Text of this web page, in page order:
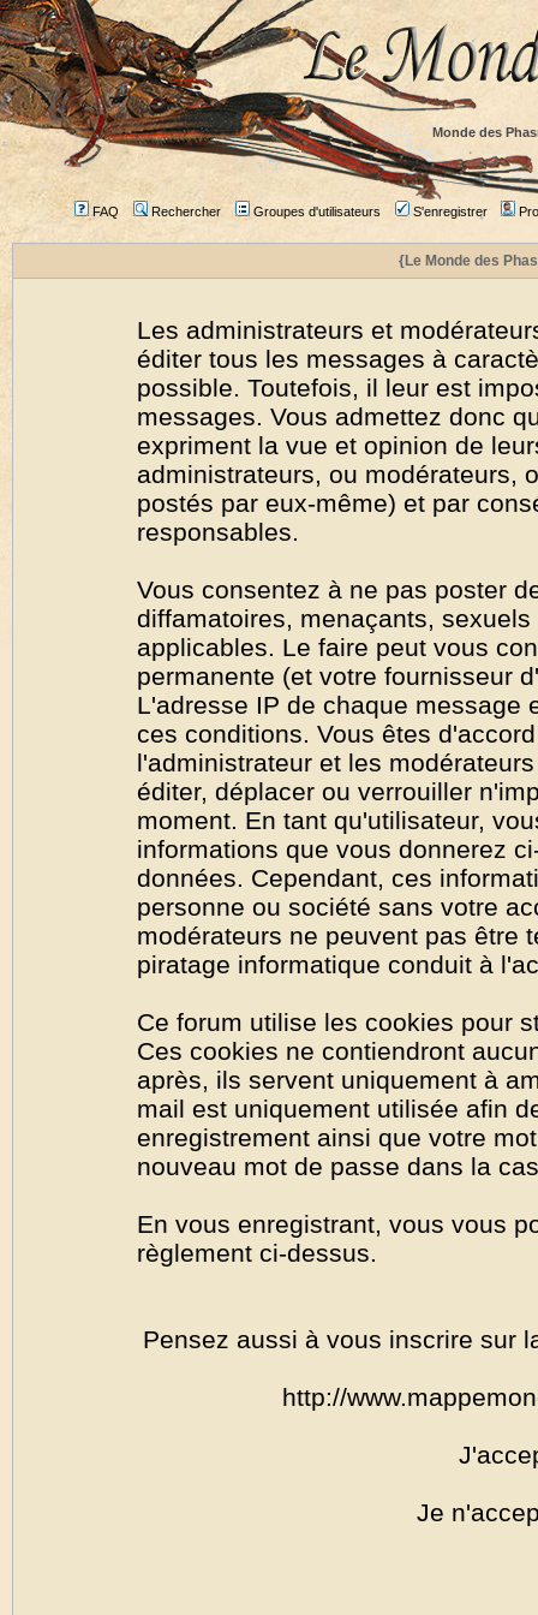
Monde des
FAQ Rechercher Groupes d'utilisateurs S'enregistrer
{Le Monde des
Les administrateurs et
éditer tous les messages à
possible. Toutefois, il leur est
messages. Vous admettez donc
expriment la vue et opinion de
administrateurs, ou modérateurs,
postés par eux-même) et par
responsables.
Vous consentez à ne pas poster
diffamatoires, menaçants,
applicables. Le faire peut vous
permanente (et votre fournisseur
L'adresse IP de chaque message
ces conditions. Vous êtes
l'administrateur et les
éditer, déplacer ou verrouiller
moment. En tant qu'utilisateur,
informations que vous donnerez
données. Cependant, ces
personne ou société sans votre
modérateurs ne peuvent pas être
piratage informatique conduit à
Ce forum utilise les cookies pour
Ces cookies ne contiendront
après, ils servent uniquement à
mail est uniquement utilisée afin
enregistrement ainsi que votre
nouveau mot de passe dans la
En vous enregistrant, vous vous
règlement ci-dessus.
Pensez aussi à vous inscrire sur
http://
Je